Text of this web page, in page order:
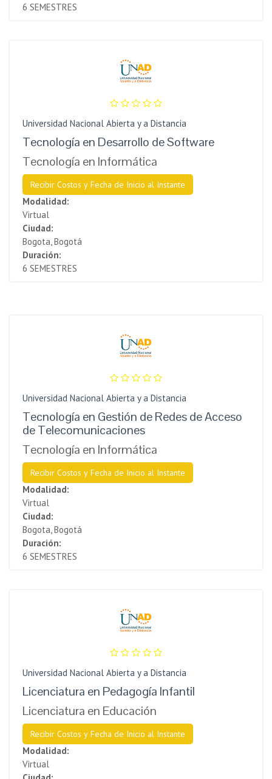
6 SEMESTRES
Universidad Nacional Abierta y a Distancia
Tecnología en Desarrollo de Software
Tecnología en Informática
Recibir Costos y Fecha de Inicio al Instante
Modalidad:
Virtual
Ciudad:
Bogota, Bogotá
Duración:
6 SEMESTRES
Universidad Nacional Abierta y a Distancia
Tecnología en Gestión de Redes de Acceso
de Telecomunicaciones
Tecnología en Informática
Recibir Costos y Fecha de Inicio al Instante
Modalidad:
Virtual
Ciudad:
Bogota, Bogotá
Duración:
6 SEMESTRES
Universidad Nacional Abierta y a Distancia
Licenciatura en Pedagogía Infantil
Licenciatura en Educación
Recibir Costos y Fecha de Inicio al Instante
Modalidad:
Virtual